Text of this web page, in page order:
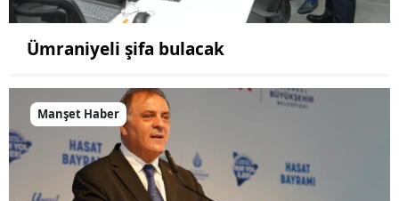
Ümraniyeli şifa bulacak
Manşet Haber